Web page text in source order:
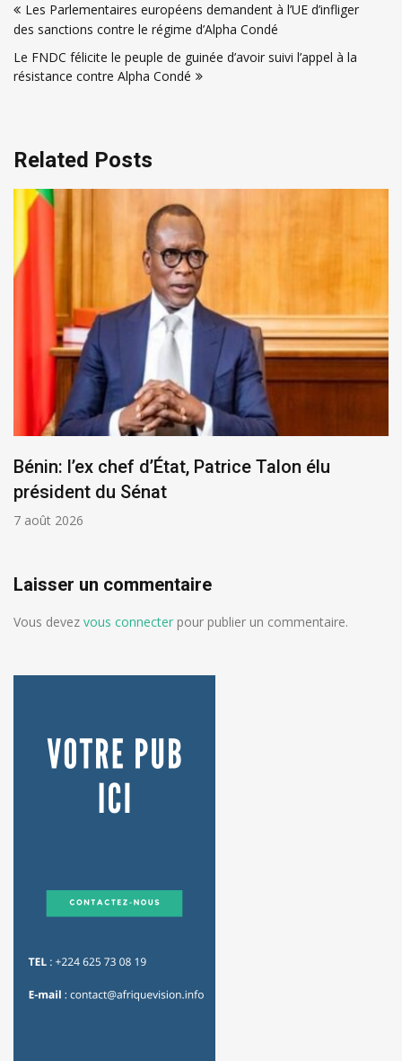
de
l’article
Les Parlementaires européens demandent à l’UE d’infliger
des sanctions contre le régime d’Alpha Condé
Le FNDC félicite le peuple de guinée d’avoir suivi l’appel à la
résistance contre Alpha Condé
Related Posts
Bénin: l’ex chef d’État, Patrice Talon élu
président du Sénat
7 août 2026
Laisser un commentaire
Vous devez vous connecter pour publier un commentaire.